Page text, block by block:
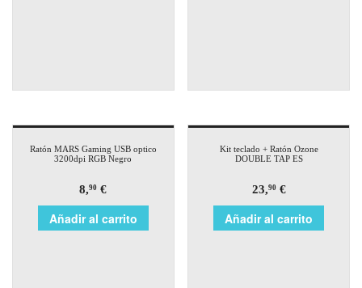
Ratón MARS Gaming USB optico
3200dpi RGB Negro
8,90 €
Añadir al carrito
Kit teclado + Ratón Ozone
DOUBLE TAP ES
23,90€
Añadir al carrito